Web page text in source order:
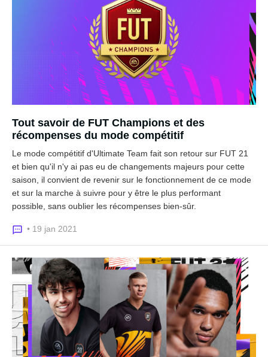
Tout savoir de FUT Champions et des
récompenses du mode compétitif
Le mode compétitif d'Ultimate Team fait son retour sur FUT 21
et bien qu'il n'y ai pas eu de changements majeurs pour cette
saison, il convient de revenir sur le fonctionnement de ce mode
et sur la marche à suivre pour y être le plus performant
possible, sans oublier les récompenses bien-sûr.
• 19 jan 2021